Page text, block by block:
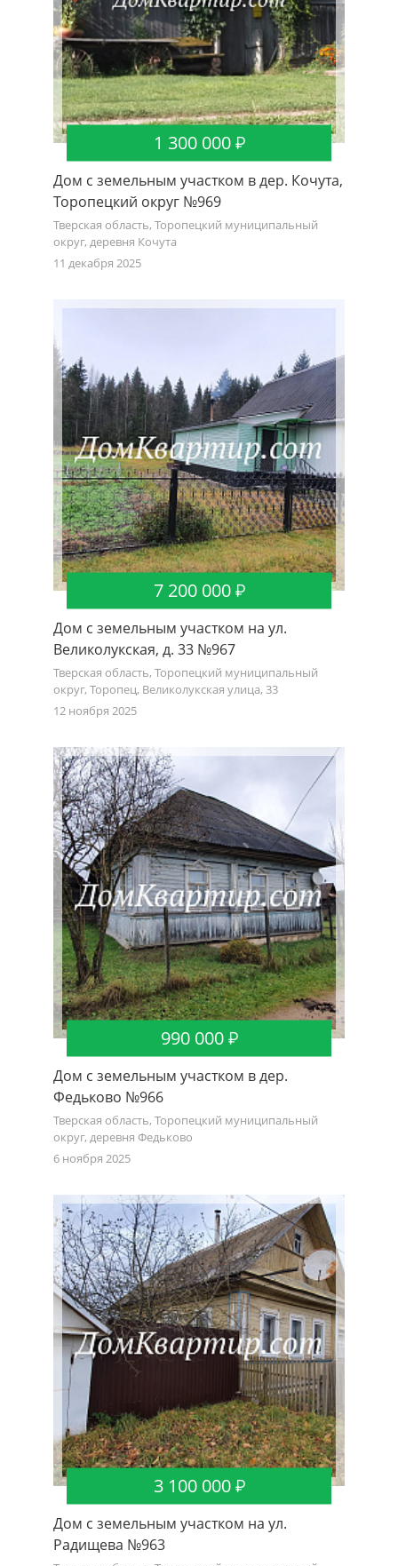
1 300 000
Дом с земельным участком в дер. Кочута,
Торопецкий округ №969
Тверская область, Торопецкий муниципальный
округ, деревня Кочута
11 декабря 2025
7 200 000
Дом с земельным участком на ул.
Великолукская, д. 33 №967
Тверская область, Торопецкий муниципальный
округ, Торопец, Великолукская улица, 33
12 ноября 2025
990 000
Дом с земельным участком в дер.
Федьково №966
Тверская область, Торопецкий муниципальный
округ, деревня Федьково
6 ноября 2025
3 100 000
Дом с земельным участком на ул.
Радищева №963